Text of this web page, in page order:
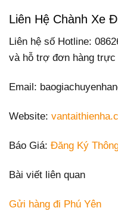
Liên Hệ Chành Xe
Liên hệ số Hotline:
và hỗ trợ đơn hàng trực
Email:
Website:
Báo Giá: Đăng Ký
Bài viết liên quan
Gửi hàng đi Phú Yên